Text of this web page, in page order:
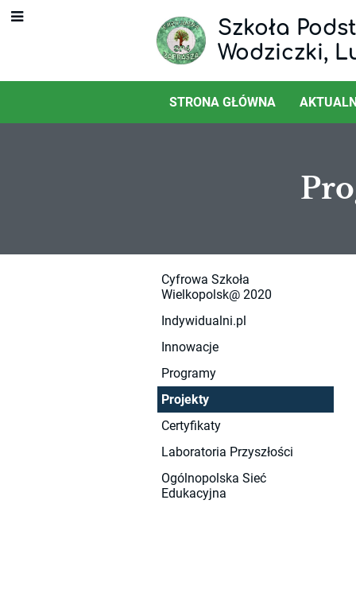
Szkoła
Wodziczki,
STRONA GŁÓWNA
Programy/
innowacje
Cyfrowa Szkoła
Wielkopolsk@ 2020
Indywidualni.pl
Innowacje
Programy
Projekty
Certyfikaty
Laboratoria Przyszłości
Ogólnopolska Sieć
Edukacyjna